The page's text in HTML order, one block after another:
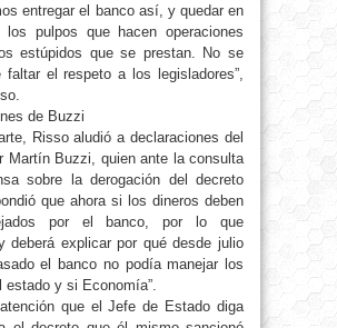
entregar el banco así, y quedar en
los pulpos que hacen operaciones
estúpidos que se prestan. No se
faltar el respeto a los legisladores”,
de Buzzi
Risso aludió a declaraciones del
Martín Buzzi, quien ante la consulta
sobre la derogación del decreto
que ahora si los dineros deben
por el banco, por lo que
deberá explicar por qué desde julio
el banco no podía manejar los
estado y si Economía”.
que el Jefe de Estado diga